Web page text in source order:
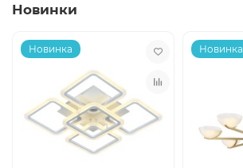
Новинки
Новинка Новинка